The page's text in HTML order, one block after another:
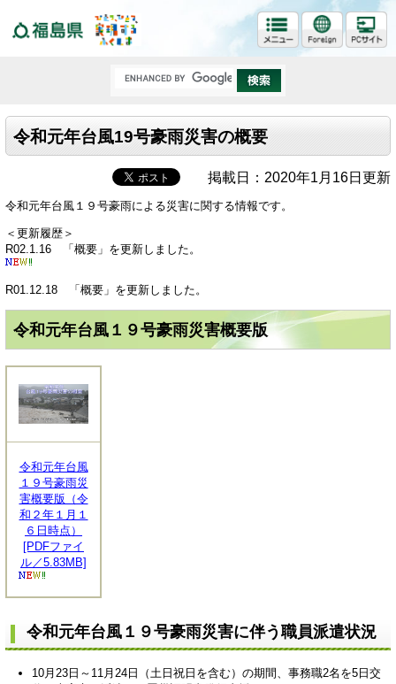
令和元年台風19号豪雨災害の概要
掲載日：2020年1月16日更新
令和元年台風１９号豪雨による災害に関する情報です。
＜更新履歴＞
R02.1.16 「概要」を更新しました。
R01.12.18 「概要」を更新しました。
令和元年台風１９号豪雨災害概要版
令和元年台風
１９号豪雨災
害概要版（令
和２年１月１
６日時点）
[PDFファイ
ル／5.83MB]
令和元年台風１９号豪雨災害に伴う職員派遣状況
10月23日～11月24日（土日祝日を含む）の期間、事務職2名を5日交